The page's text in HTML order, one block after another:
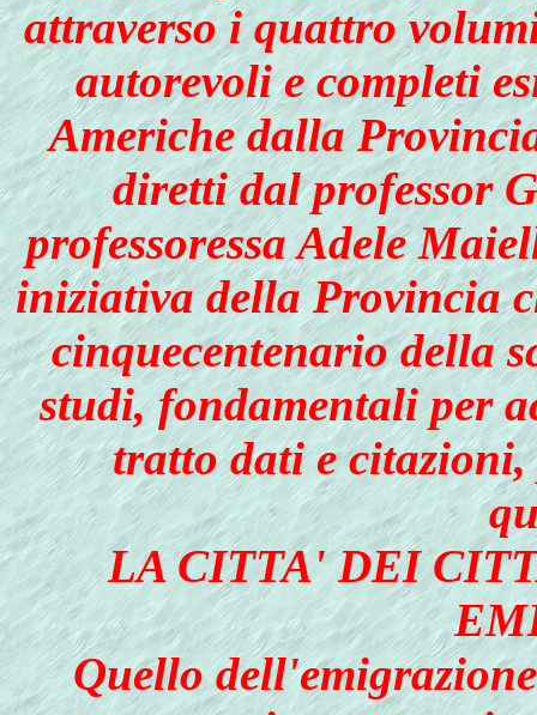
attraverso i quattro
autorevoli e completi
Americhe dalla
diretti dal professor
professoressa Adele
iniziativa della Provincia
cinquecentenario della
studi, fondamentali per
tratto dati e
LA CITTA' DEI
Quello